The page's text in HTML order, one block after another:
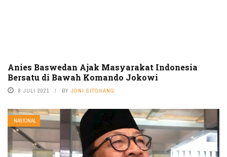
Anies Baswedan Ajak Masyarakat Indonesia
Bersatu di Bawah Komando Jokowi
8 JULI 2021 BY JONI SITOHANG
NASIONAL